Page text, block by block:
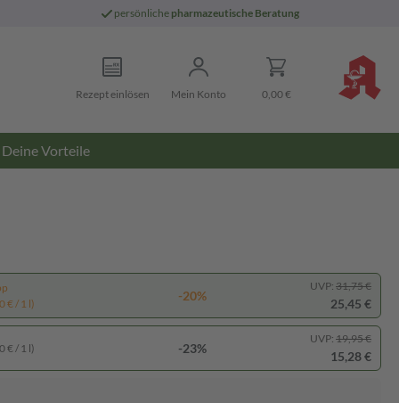
persönliche pharmazeutische Beratung
Rezept einlösen Mein Konto 0,00 €
Deine Vorteile
€ / 1 l)
-20%
UVP: 31,75 €
25,45 €
€ / 1 l) -23%
UVP: 19,95 €
15,28 €